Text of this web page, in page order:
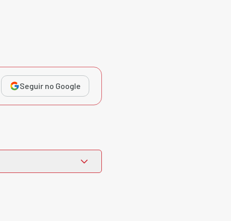
Seguir no Google